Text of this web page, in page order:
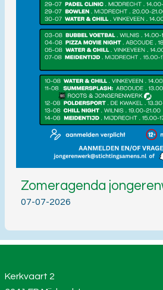
Zomeragenda
07-07-2026
Kerkvaart 2